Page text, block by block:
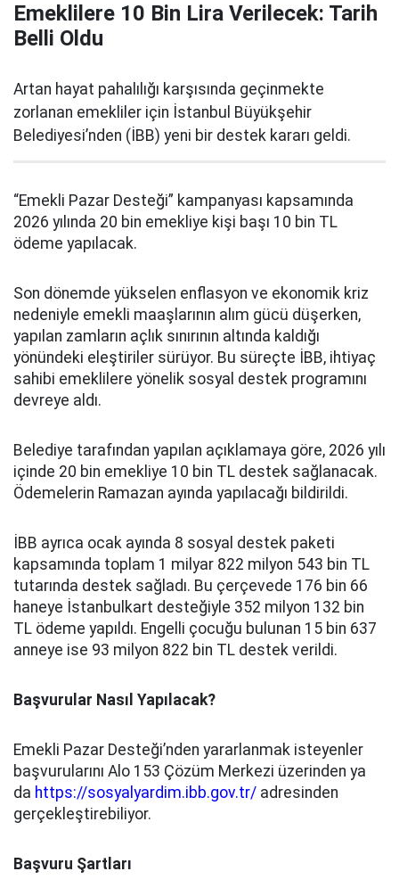
Emeklilere 10 Bin Lira Verilecek: Tarih
Belli Oldu
Artan hayat pahalılığı karşısında geçinmekte
zorlanan emekliler için İstanbul Büyükşehir
Belediyesi’nden (İBB) yeni bir destek kararı geldi.
“Emekli Pazar Desteği” kampanyası kapsamında
2026 yılında 20 bin emekliye kişi başı 10 bin TL
ödeme yapılacak.
Son dönemde yükselen enflasyon ve ekonomik kriz
nedeniyle emekli maaşlarının alım gücü düşerken,
yapılan zamların açlık sınırının altında kaldığı
yönündeki eleştiriler sürüyor. Bu süreçte İBB, ihtiyaç
sahibi emeklilere yönelik sosyal destek programını
devreye aldı.
Belediye tarafından yapılan açıklamaya göre, 2026 yılı
içinde 20 bin emekliye 10 bin TL destek sağlanacak.
Ödemelerin Ramazan ayında yapılacağı bildirildi.
İBB ayrıca ocak ayında 8 sosyal destek paketi
kapsamında toplam 1 milyar 822 milyon 543 bin TL
tutarında destek sağladı. Bu çerçevede 176 bin 66
haneye İstanbulkart desteğiyle 352 milyon 132 bin
TL ödeme yapıldı. Engelli çocuğu bulunan 15 bin 637
anneye ise 93 milyon 822 bin TL destek verildi.
Başvurular Nasıl Yapılacak?
Emekli Pazar Desteği’nden yararlanmak isteyenler
başvurularını Alo 153 Çözüm Merkezi üzerinden ya
da https://sosyalyardim.ibb.gov.tr/ adresinden
gerçekleştirebiliyor.
Başvuru Şartları